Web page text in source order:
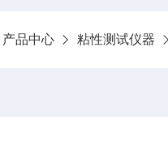
产品中心 粘性测试仪器